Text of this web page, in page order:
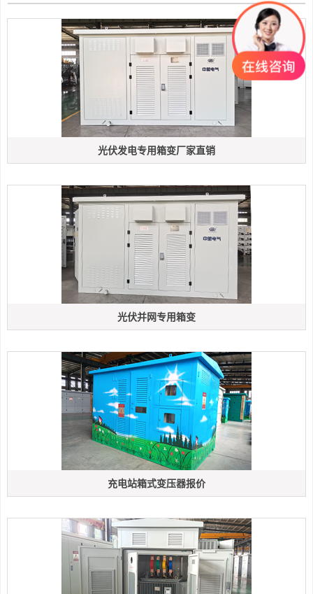
光伏发电专用箱变厂家直销
光伏并网专用箱变
充电站箱式变压器报价